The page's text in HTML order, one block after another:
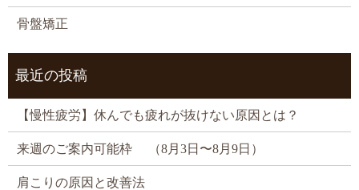
骨盤矯正
最近の投稿
【慢性疲労】休んでも疲れが抜けない原因とは？
来週のご案内可能枠 （8月3日〜8月9日）
肩こりの原因と改善法